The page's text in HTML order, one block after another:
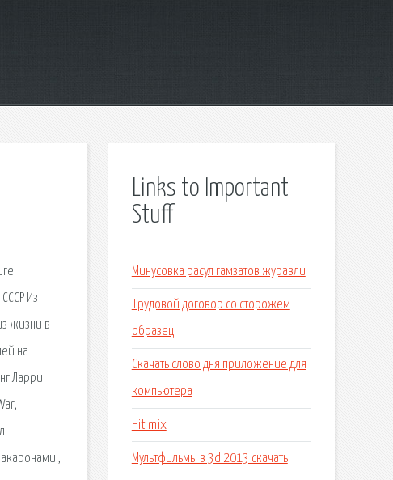
Из
жизни в
на
Ларри.
,
Links to Important
Stuff
Минусовка расул гамзатов журавли
Трудовой договор со сторожем
образец
Скачать слово дня приложение для
компьютера
Hit mix
Мультфильмы в 3d 2013 скачать